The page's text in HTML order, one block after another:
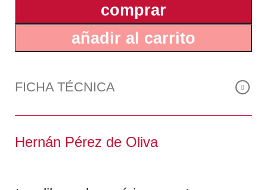
manuscrito que se conocía, y la aparición en fecha
reciente de otra copia, han dado ocasión a que surgiera
y al fin se haya resuelto un problema bibliográfico tan
complejo y apasionante que en ciertos momentos cobra
actualizada de la edición paleográfica que José Juan
Nuevo Mundo.
añadir al carrito
comprar
FICHA TÉCNICA
Hernán Pérez de Oliva